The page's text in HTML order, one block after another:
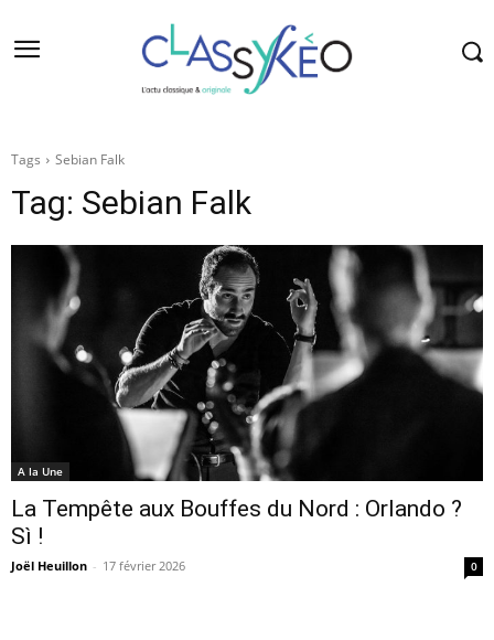
Tags Sebian Falk
Tag: Sebian Falk
A la Une
La Tempête aux Bouffes du Nord : Orlando ?
Sì !
Joël Heuillon - 17 février 2026 0